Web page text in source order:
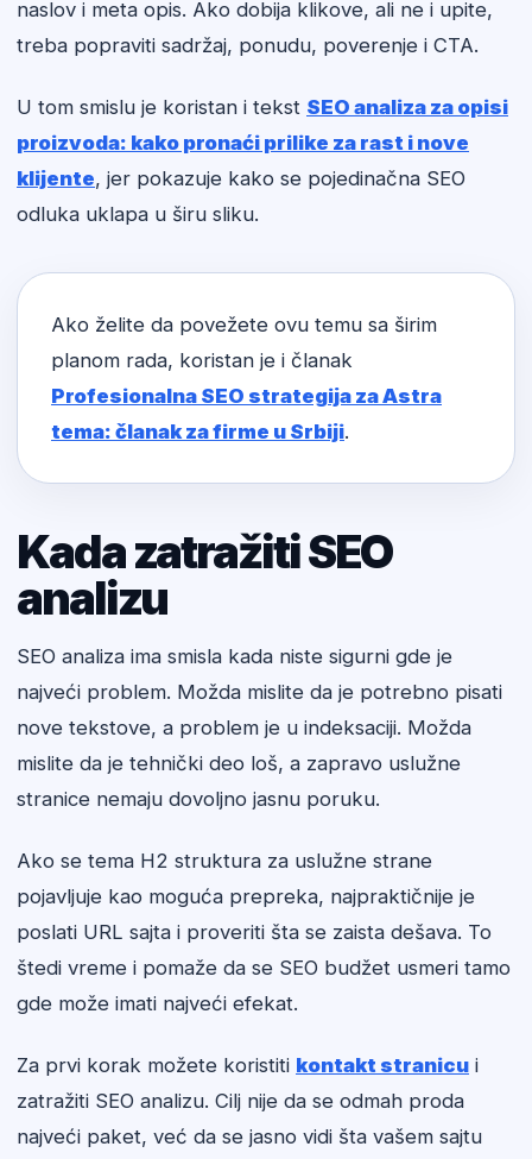
naslov i meta opis. Ako dobija klikove, ali ne i upite,
treba popraviti sadržaj, ponudu, poverenje i CTA.
U tom smislu je koristan i tekst SEO analiza za opisi
proizvoda: kako pronaći prilike za rast i nove
klijente, jer pokazuje kako se pojedinačna SEO
odluka uklapa u širu sliku.
Ako želite da povežete ovu temu sa širim
planom rada, koristan je i članak
Profesionalna SEO strategija za Astra
tema: članak za firme u Srbiji.
Kada zatražiti SEO
analizu
SEO analiza ima smisla kada niste sigurni gde je
najveći problem. Možda mislite da je potrebno pisati
nove tekstove, a problem je u indeksaciji. Možda
mislite da je tehnički deo loš, a zapravo uslužne
stranice nemaju dovoljno jasnu poruku.
Ako se tema H2 struktura za uslužne strane
pojavljuje kao moguća prepreka, najpraktičnije je
poslati URL sajta i proveriti šta se zaista dešava. To
štedi vreme i pomaže da se SEO budžet usmeri tamo
gde može imati najveći efekat.
Za prvi korak možete koristiti kontakt stranicu i
zatražiti SEO analizu. Cilj nije da se odmah proda
najveći paket, već da se jasno vidi šta vašem sajtu